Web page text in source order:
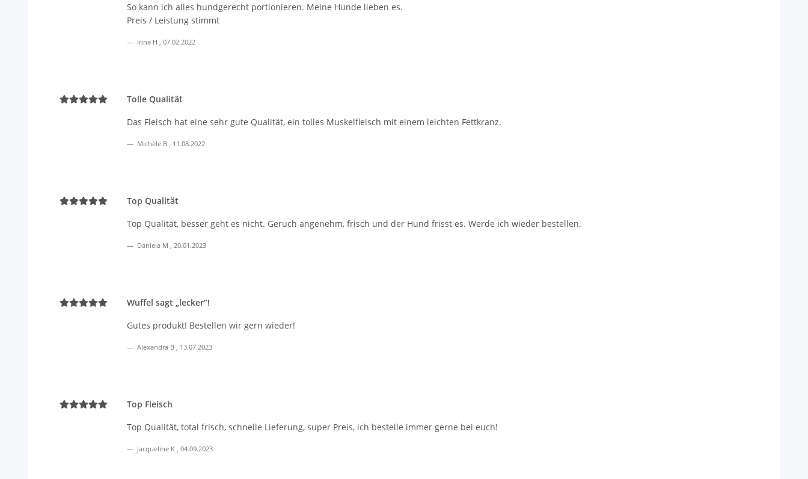
So kann ich alles hundgerecht portionieren. Meine Hunde lieben es.
Preis / Leistung stimmt
Irina H , 07.02.2022
Tolle Qualität
Das Fleisch hat eine sehr gute Qualität, ein tolles Muskelfleisch mit einem leichten Fettkranz.
Michèle B , 11.08.2022
Top Qualität
Top Qualität, besser geht es nicht. Geruch angenehm, frisch und der Hund frisst es. Werde ich wieder bestellen.
Daniela M , 20.01.2023
Wuffel sagt „lecker“!
Gutes produkt! Bestellen wir gern wieder!
Alexandra B , 13.07.2023
Top Fleisch
Top Qualität, total frisch, schnelle Lieferung, super Preis, ich bestelle immer gerne bei euch!
Jacqueline K , 04.09.2023